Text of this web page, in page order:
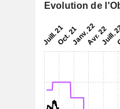
Evolution de